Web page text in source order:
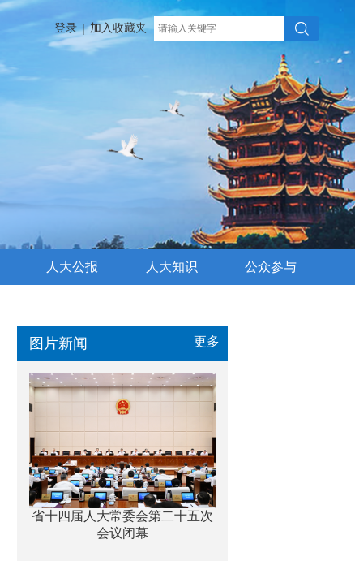
登录 | 加入收藏夹
人大公报 人大知识 公众参与
图片新闻 更多
省十四届人大常委会第二十五次
会议闭幕